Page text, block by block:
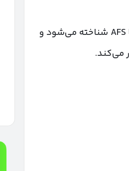
در خودروهای جدیدتر، این فناوری معمولاً با نام Adaptive Headlights یا AFS شناخته می‌شود و